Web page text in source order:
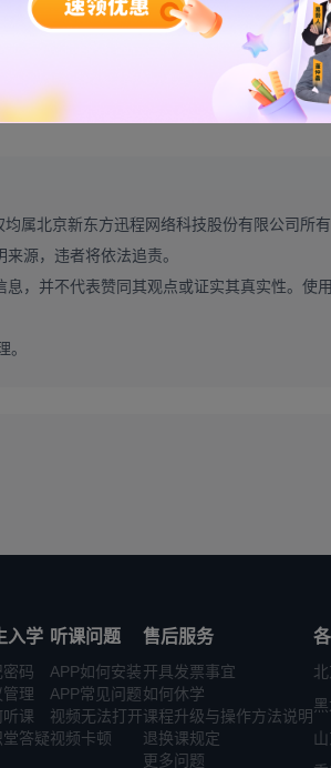
治】资料这里有↑ ↑
属北京新东方迅程网络科技股份有限公司所
源，违者将依法追责。
，并不代表赞同其观点或证实其真实性。使
。
入学
密码
管理
听课
堂答疑
听课问题
APP如何安装
APP常见问题
视频无法打开
视频卡顿
售后服务
开具发票事宜
如何休学
课程升级与操作方法说明
退换课规定
更多问题